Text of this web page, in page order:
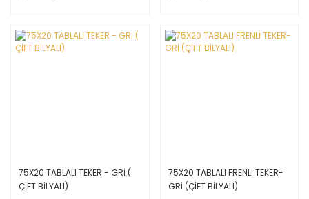
75X20 TABLALI TEKER - GRİ (
ÇİFT BİLYALI)
75X20 TABLALI FRENLİ TEKER-
GRİ (ÇİFT BİLYALI)